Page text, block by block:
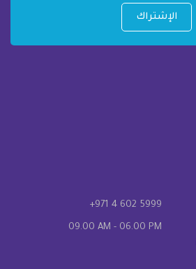
الإشتراك
+971 4 602 5999
09.00 AM - 06.00 PM